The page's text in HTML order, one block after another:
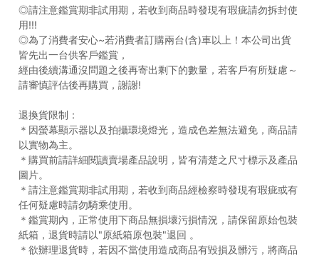
◎請注意鑑賞期非試用期，若收到商品時發現有瑕疵請勿拆封使
用!!!
◎為了消費者安心~若消費者訂購兩台(含)車以上！本公司出貨
皆先出一台供客戶鑑賞，
經由後續溝通沒問題之後再寄出剩下的數量，若客戶有所疑慮～
請審慎評估後再購買，謝謝!
退換貨限制：
＊因螢幕顯示器以及拍攝環境燈光，造成色差無法避免，商品請
以實物為主。
＊購買前請詳細閱讀賣場產品說明，皆有清楚之尺寸標示及產品
圖片。
＊請注意鑑賞期非試用期，若收到商品經檢察時發現有瑕疵或有
任何疑慮時請勿騎乘使用。
＊鑑賞期內，正常使用下商品無損壞污損情況，請保留原始包裝
紙箱，退貨時請以"原紙箱原包裝"退回 。
＊欲辦理退貨時，若因不當使用造成商品有毀損及髒污，將商品